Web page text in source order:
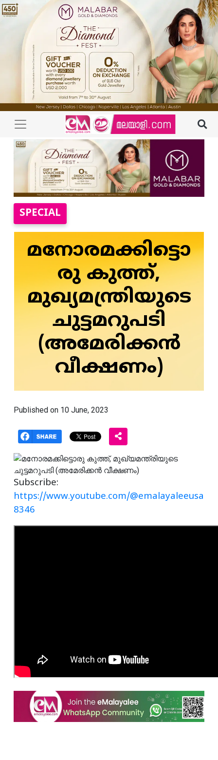
SPECIAL
മനോരമക്കിട്ടൊ
രു കുത്ത്,
മുഖ്യമന്ത്രിയുടെ
ചുട്ടമറുപടി
(അമേരിക്കൻ
വീക്ഷണം)
Published on 10 June, 2023
Subscribe:
https://www.youtube.com/@emalayaleeusa
8346